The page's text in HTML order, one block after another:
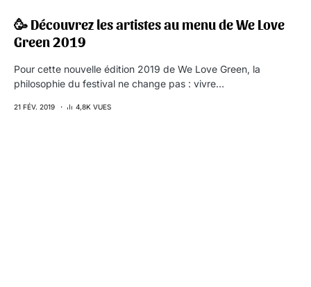
🥳 Découvrez les artistes au menu de We Love
Green 2019
Pour cette nouvelle édition 2019 de We Love Green, la
philosophie du festival ne change pas : vivre…
21 FÉV. 2019 4,8K VUES